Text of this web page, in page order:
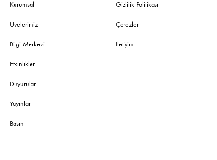
Kurumsal
Üyelerimiz
Bilgi Merkezi
Etkinlikler
Duyurular
Yayınlar
Basın
Gizlilik Politikası
Çerezler
İletişim